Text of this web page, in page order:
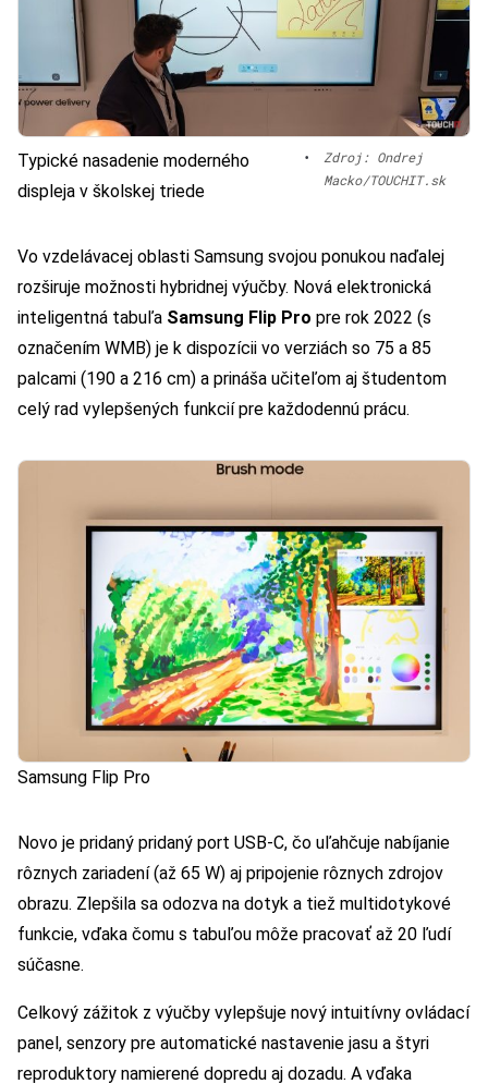
Typické nasadenie moderného
displeja v školskej triede
•
Zdroj: Ondrej
Macko/TOUCHIT.sk
Vo vzdelávacej oblasti Samsung svojou ponukou naďalej
rozširuje možnosti hybridnej výučby. Nová elektronická
inteligentná tabuľa Samsung Flip Pro pre rok 2022 (s
označením WMB) je k dispozícii vo verziách so 75 a 85
palcami (190 a 216 cm) a prináša učiteľom aj študentom
celý rad vylepšených funkcií pre každodennú prácu.
Samsung Flip Pro
Novo je pridaný pridaný port USB-C, čo uľahčuje nabíjanie
rôznych zariadení (až 65 W) aj pripojenie rôznych zdrojov
obrazu. Zlepšila sa odozva na dotyk a tiež multidotykové
funkcie, vďaka čomu s tabuľou môže pracovať až 20 ľudí
súčasne.
Celkový zážitok z výučby vylepšuje nový intuitívny ovládací
panel, senzory pre automatické nastavenie jasu a štyri
reproduktory namierené dopredu aj dozadu. A vďaka